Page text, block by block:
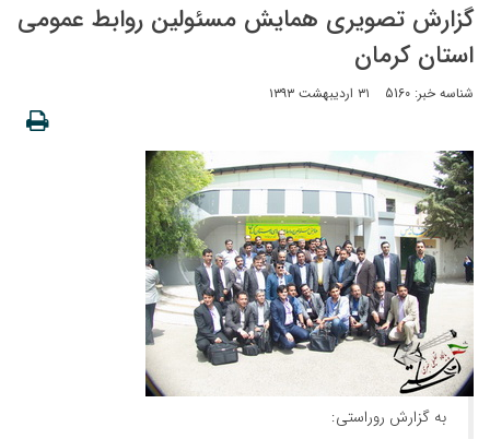
گزارش تصویری همایش مسئولین روابط عمومی
استان کرمان
شناسه خبر: 5160 ۳۱ اردیبهشت ۱۳۹۳
به گزارش روراستی: